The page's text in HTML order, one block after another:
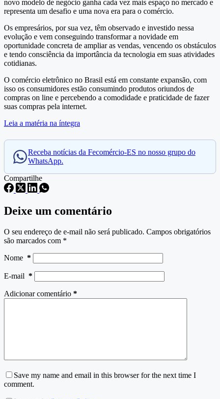
novo modelo de negócio ganha cada vez mais espaço no mercado e
representa um desafio e uma nova era para o comércio.
Os empresários, por sua vez, têm observado e investido nessa
evolução e vem conseguindo transformar a novidade em
oportunidade concreta de ampliar as vendas, vencendo os obstáculos
e tendo consciência da importância da tecnologia em suas atividades
cotidianas.
O comércio eletrônico no Brasil está em constante expansão, com
isso os consumidores estão consumindo produtos oriundos de
compras on line e percebendo a comodidade e praticidade de fazer
suas compras pela internet.
Leia a matéria na íntegra
Receba notícias da Fecomércio-ES no nosso grupo do
WhatsApp.
Compartilhe
Deixe um comentário
O seu endereço de e-mail não será publicado. Campos obrigatórios
são marcados com *
Nome *
E-mail *
Adicionar comentário *
Save my name and email in this browser for the next time I
comment.